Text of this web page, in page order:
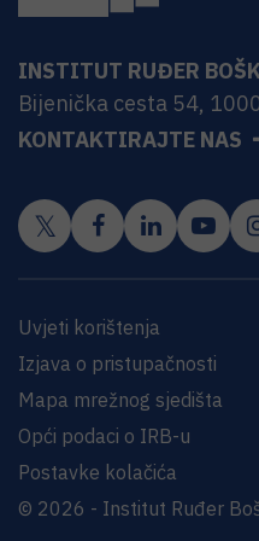
INSTITUT RUĐER
Bijenička cesta 54,
KONTAKTIRAJTE NAS
Uvjeti korištenja
Izjava o pristupačnosti
Mapa mrežnog sjedišta
Opći podaci o IRB-u
Postavke kolačića
© 2026 - Institut Ruđer